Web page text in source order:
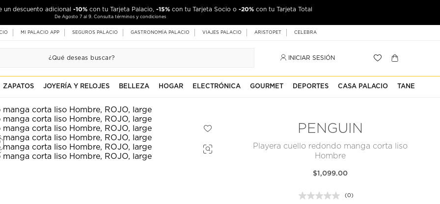
un descuento adicional -10% con tu Tarjeta Palacio, -15% con tu Tarjeta Socio o -20% con tu Tarjeta Total
De Agosto 7 al 9. Consulta términos y condiciones
MI PALACIO APP SEGUROS PALACIO GASTRONOMÍA PALACIO VIAJES PALACIO ARISTOPET CELEBRA
INICIAR SESIÓN
ZAPATOS JOYERÍA Y RELOJES BELLEZA HOGAR ELECTRÓNICA GOURMET DEPORTES CASA PALACIO TANE
PENGUIN
Playera cuello redondo manga corta liso
Hombre
$1,099.00
Sin
(0)